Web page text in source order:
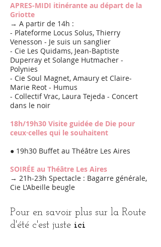
APRES-MIDI itinérante au départ de la
Griotte
→ A partir de 14h :
- Plateforme Locus Solus, Thierry
Venesson - Je suis un sanglier
- Cie Les Quidams, Jean-Baptiste
Duperray et Solange Hutmacher -
Polynies
- Cie Soul Magnet, Amaury et Claire-
Marie Reot - Humus
- Collectif Vrac, Laura Tejeda - Concert
dans le noir
18h/19h30 Visite guidée de Die pour
ceux·celles qui le souhaitent
● 19h30 Buffet au Théâtre Les Aires
SOIRÉE au Théâtre Les Aires
→ 21h-23h Spectacle : Bagarre générale,
Cie L'Abeille beugle
Pour en savoir plus sur la Route
d'été c'est juste ici